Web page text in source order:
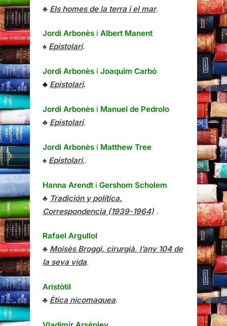
♣ Els homes de la terra i el mar.
Jordi Arbonès i Albert Manent
♠ Epistolari.
Jordi Arbonès i Joaquim Carbó
♣ Epistolari.
Jordi Arbonès i Manuel de Pedrolo
♣ Epistolari.
Jordi Arbonès i Matthew Tree
♠ Epistolari,.
Hanna Arendt i Gershom Scholem
♣ Tradición y política.
Correspondencia (1939-1964) .
Rafael Argullol
♣ Moisès Broggi, cirurgià, l’any 104 de
la seva vida.
Aristòtil
♣ Ètica nicomaquea.